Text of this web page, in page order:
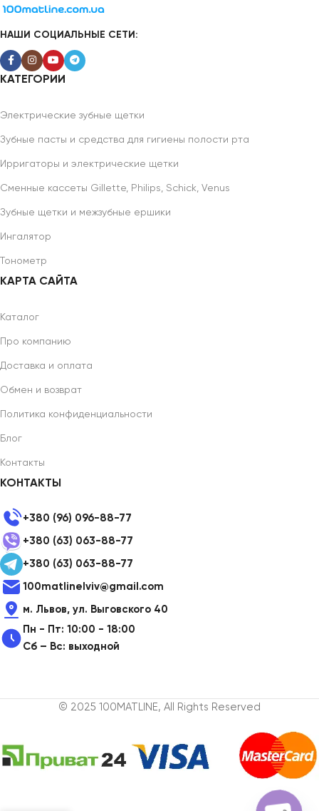
НАШИ СОЦИАЛЬНЫЕ СЕТИ:
КАТЕГОРИИ
Электрические зубные щетки
Зубные пасты и средства для гигиены полости рта
Ирригаторы и электрические щетки
Сменные кассеты Gillette, Philips, Schick, Venus
Зубные щетки и межзубные ершики
Ингалятор
Тонометр
КАРТА САЙТА
Каталог
Про компанию
Доставка и оплата
Обмен и возврат
Политика конфиденциальности
Блог
Контакты
КОНТАКТЫ
+380 (96) 096-88-77
+380 (63) 063-88-77
+380 (63) 063-88-77
100matlinelviv@gmail.com
м. Львов, ул. Выговского 40
Пн - Пт: 10:00 - 18:00
Сб – Вс: выходной
© 2025 100MATLINE, All Rights Reserved